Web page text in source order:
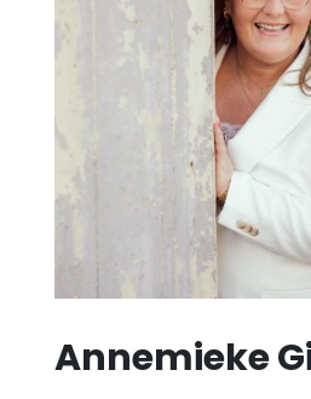
Annemieke